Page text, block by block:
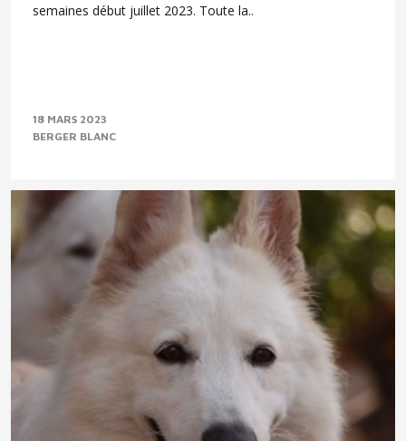
semaines début juillet 2023. Toute la..
18 MARS 2023
BERGER BLANC